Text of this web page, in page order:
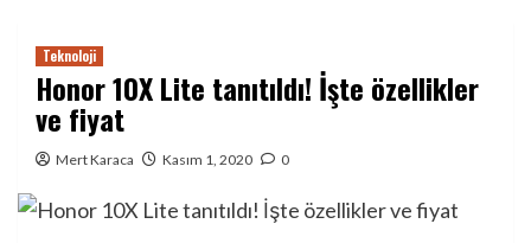
Teknoloji
Honor 10X Lite tanıtıldı! İşte özellikler
ve fiyat
Mert Karaca Kasım 1, 2020 0